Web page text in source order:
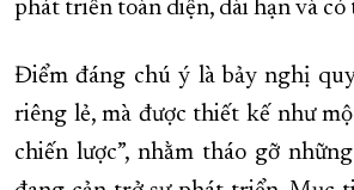
phát triển toàn diện, dài hạn và
Điểm đáng chú ý là bảy nghị
riêng lẻ, mà được thiết kế như
chiến lược”, nhằm tháo gỡ